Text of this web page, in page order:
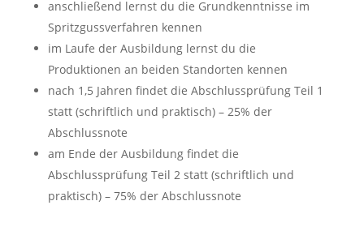
anschließend lernst du die Grundkenntnisse im
Spritzgussverfahren kennen
im Laufe der Ausbildung lernst du die
Produktionen an beiden Standorten kennen
nach 1,5 Jahren findet die Abschlussprüfung Teil 1
statt (schriftlich und praktisch) – 25% der
Abschlussnote
am Ende der Ausbildung findet die
Abschlussprüfung Teil 2 statt (schriftlich und
praktisch) – 75% der Abschlussnote